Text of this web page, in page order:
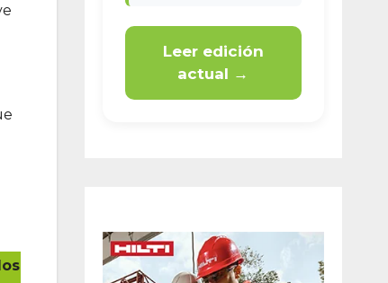
Leer edición
actual →